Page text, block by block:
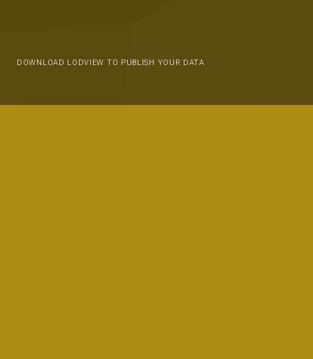
DOWNLOAD LODVIEW TO PUBLISH YOUR DATA